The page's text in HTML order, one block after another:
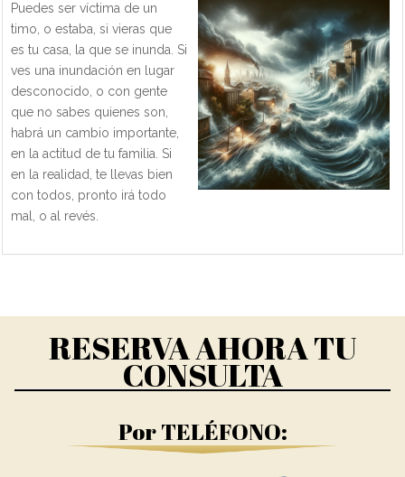
Puedes ser víctima de un
timo, o estaba, si vieras que
es tu casa, la que se inunda. Si
ves una inundación en lugar
desconocido, o con gente
que no sabes quienes son,
habrá un cambio importante,
en la actitud de tu familia. Si
en la realidad, te llevas bien
con todos, pronto irá todo
mal, o al revés.
RESERVA AHORA TU
CONSULTA
Por TELÉFONO: